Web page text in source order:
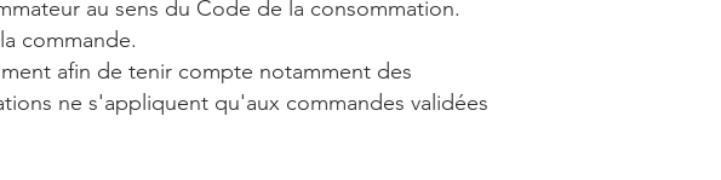
au sens du Code de la consommation.
commande.
afin de tenir compte notamment des
ne s'appliquent qu'aux commandes validées